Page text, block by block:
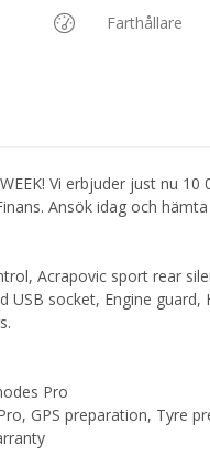
Farthållare
Vi erbjuder just nu 10
Ansök idag och
Acrapovic sport rear
USB socket, Engine guard,
Pro
GPS preparation, Tyre